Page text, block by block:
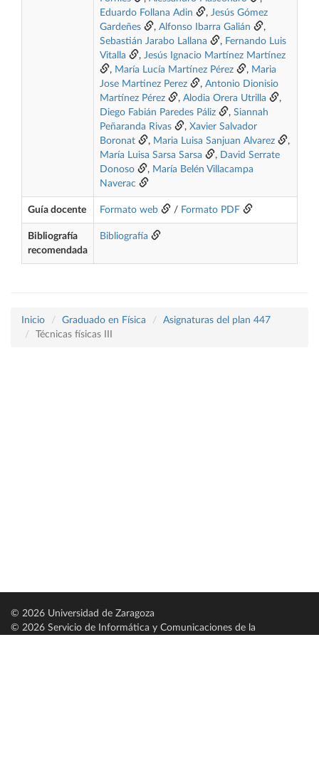
Eduardo Follana Adin
, Jesús Gómez
Gardeñes
, Alfonso Ibarra Galián
,
Sebastián Jarabo Lallana
, Fernando Luis
Vitalla
, Jesús Ignacio Martínez Martínez
, María Lucía Martínez Pérez , Maria
Jose Martinez Perez
, Antonio Dionisio
Martínez Pérez
, Alodia Orera Utrilla
,
Diego Fabián Paredes Páliz
, Siannah
Peñaranda Rivas
, Xavier Salvador
Boronat
, Maria Luisa Sanjuan Alvarez
,
María Luisa Sarsa Sarsa
, David Serrate
Donoso
, María Belén Villacampa
Naverac
Guía docente Formato web / Formato PDF
Bibliografía
recomendada
Bibliografía
Inicio Graduado en Física
Asignaturas del plan 447
Técnicas físicas III
© 2026 Universidad de Zaragoza
© 2026 Servicio de Informática y Comunicaciones de la